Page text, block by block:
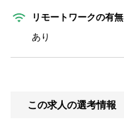
リモートワークの有無
あり
この求人の選考情報